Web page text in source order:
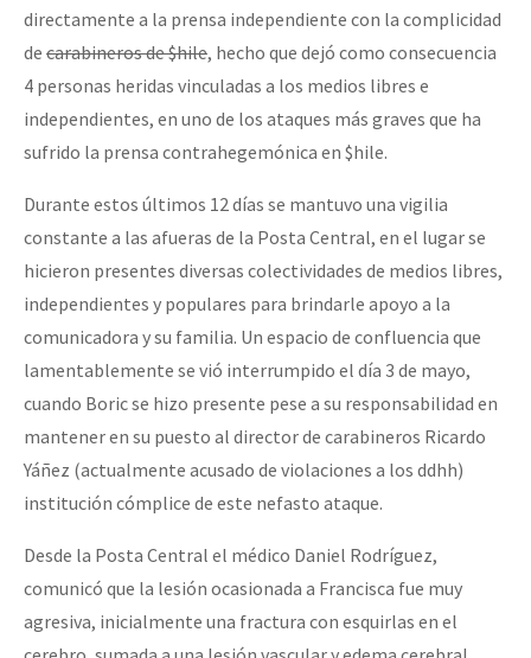
directamente a la prensa independiente con la complicidad
de carabineros de $hile, hecho que dejó como consecuencia
4 personas heridas vinculadas a los medios libres e
independientes, en uno de los ataques más graves que ha
sufrido la prensa contrahegemónica en $hile.
Durante estos últimos 12 días se mantuvo una vigilia
constante a las afueras de la Posta Central, en el lugar se
hicieron presentes diversas colectividades de medios libres,
independientes y populares para brindarle apoyo a la
comunicadora y su familia. Un espacio de confluencia que
lamentablemente se vió interrumpido el día 3 de mayo,
cuando Boric se hizo presente pese a su responsabilidad en
mantener en su puesto al director de carabineros Ricardo
Yáñez (actualmente acusado de violaciones a los ddhh)
institución cómplice de este nefasto ataque.
Desde la Posta Central el médico Daniel Rodríguez,
comunicó que la lesión ocasionada a Francisca fue muy
agresiva, inicialmente una fractura con esquirlas en el